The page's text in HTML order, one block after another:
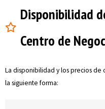
Disponibilidad
Centro de
La disponibilidad y los precios de
la siguiente forma: